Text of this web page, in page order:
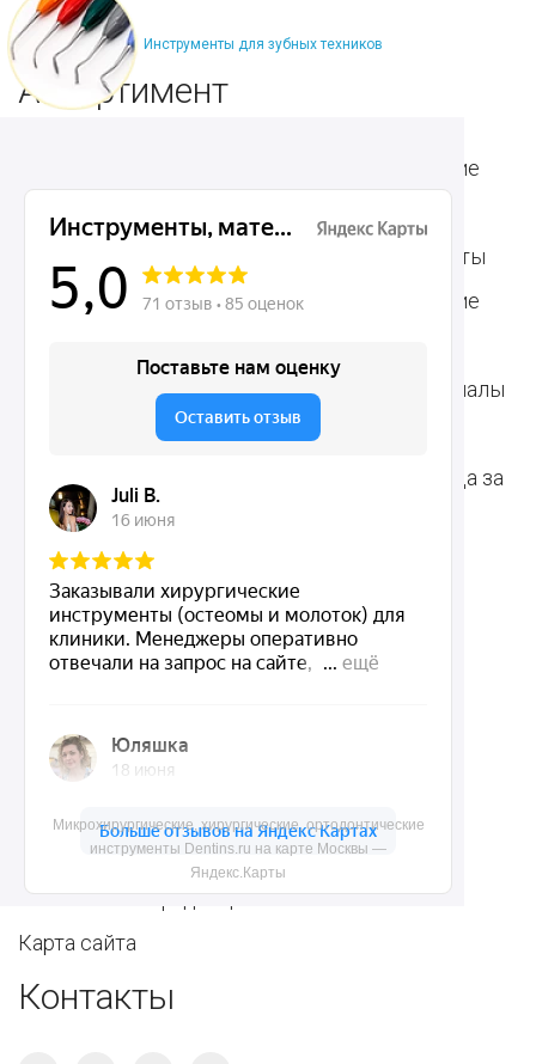
Инструменты для зубных техников
Микрохирургические, хирургические, ортодонтические
инструменты Dentins.ru на карте Москвы —
Яндекс.Карты
Ассортимент
Хирургические
Пародонтологические
Ортодонтические
инструменты
Ортопедические
инструменты
Стоматологические
Общие инструменты
Стоматологические
Расходные материалы
для стоматологии
Средства для ухода за
Акции
Доставка и контакты
Политика конфиденциальности
Карта сайта
Контакты